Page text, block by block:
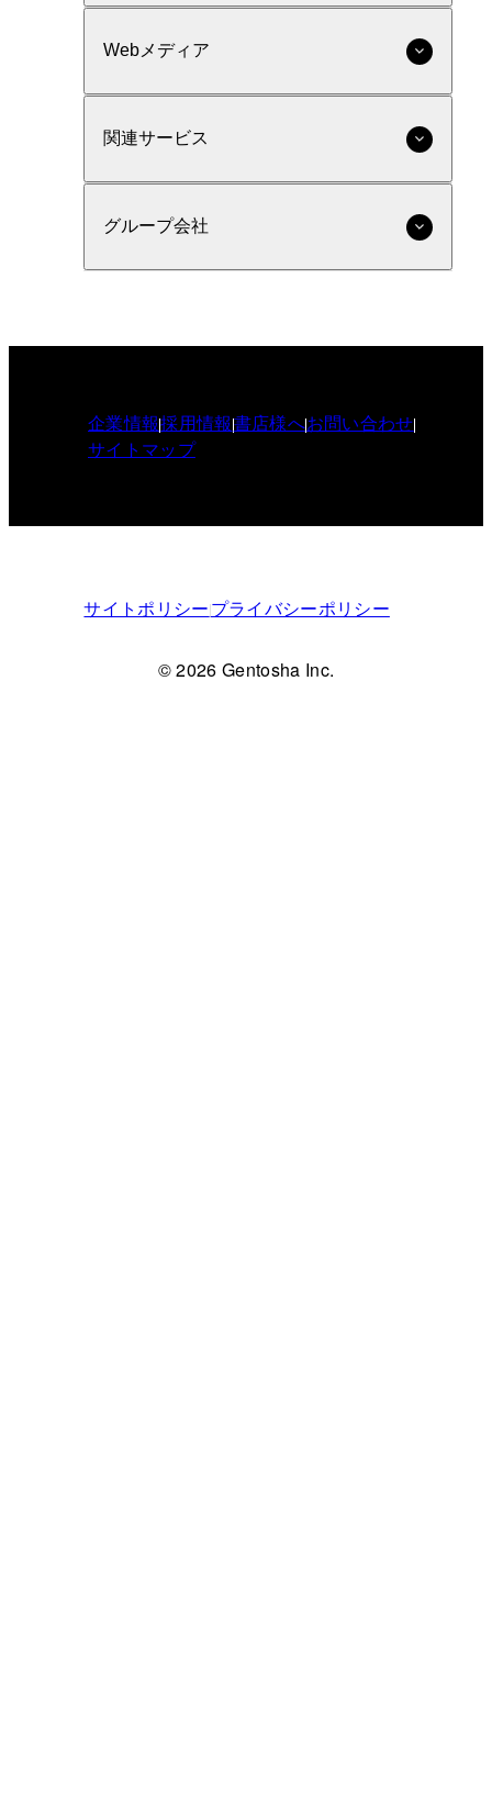
Webメディア
関連サービス
グループ会社
企業情報採用情報書店様へお問い合わせ
サイトマップ
サイトポリシープライバシーポリシー
© 2026 Gentosha Inc.